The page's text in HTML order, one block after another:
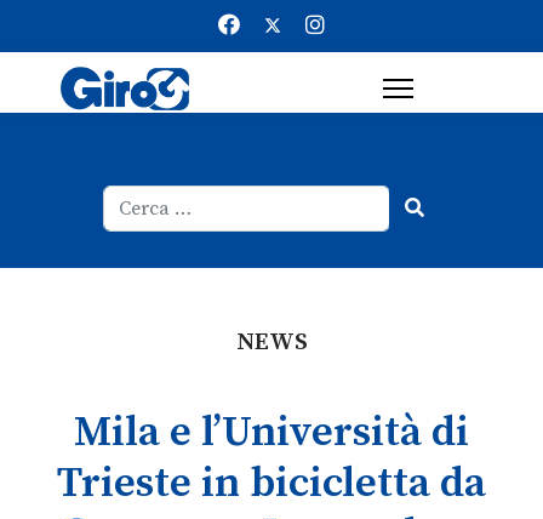
NEWS
Mila e l’Università di
Trieste in bicicletta da